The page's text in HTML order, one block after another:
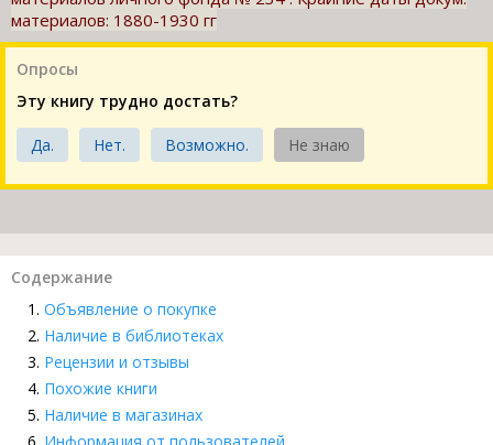
материалов: 1880-1930 гг
Опросы
Эту книгу трудно достать?
Да. Нет. Возможно. Не знаю
Содержание
Объявление о покупке
Наличие в библиотеках
Рецензии и отзывы
Похожие книги
Наличие в магазинах